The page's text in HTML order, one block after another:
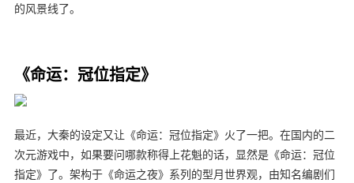
的风景线了。
《命运：冠位指定》
最近，大秦的设定又让《命运：冠位指定》火了一把。在国内的二
次元游戏中，如果要问哪款称得上花魁的话，显然是《命运：冠位
指定》了。架构于《命运之夜》系列的型月世界观，由知名编剧们